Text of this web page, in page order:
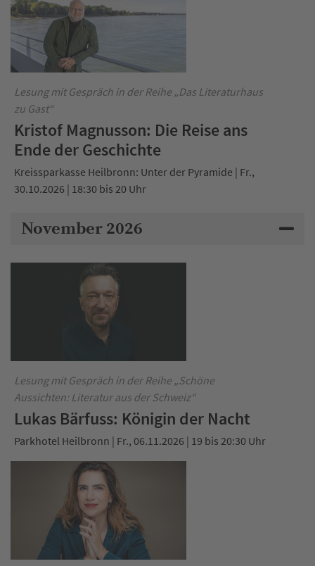
Lesung mit Gespräch in der Reihe „Das Literaturhaus
zu Gast“
Kristof Magnusson: Die Reise ans
Ende der Geschichte
Kreissparkasse Heilbronn: Unter der Pyramide | Fr.,
30.10.2026 | 18:30 bis 20 Uhr
November 2026
Lesung mit Gespräch in der Reihe „Schöne
Aussichten: Literatur aus der Schweiz“
Lukas Bärfuss: Königin der Nacht
Parkhotel Heilbronn | Fr., 06.11.2026 | 19 bis 20:30 Uhr